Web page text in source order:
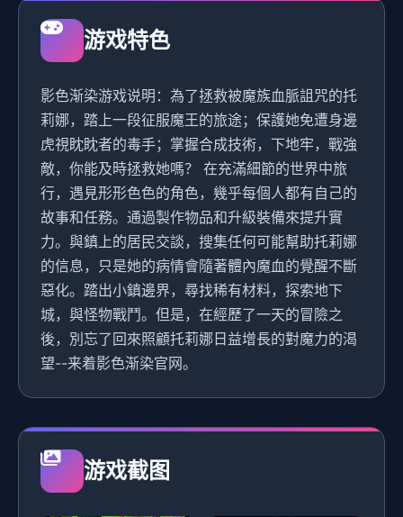
游戏特色
影色渐染游戏说明：為了拯救被魔族血脈詛咒的托
莉娜，踏上一段征服魔王的旅途；保護她免遭身邊
虎視眈眈者的毒手；掌握合成技術，下地牢，戰強
敵，你能及時拯救她嗎？ 在充滿細節的世界中旅
行，遇見形形色色的角色，幾乎每個人都有自己的
故事和任務。通過製作物品和升級裝備來提升實
力。與鎮上的居民交談，搜集任何可能幫助托莉娜
的信息，只是她的病情會隨著體內魔血的覺醒不斷
惡化。踏出小鎮邊界，尋找稀有材料，探索地下
城，與怪物戰鬥。但是，在經歷了一天的冒險之
後，別忘了回來照顧托莉娜日益增長的對魔力的渴
望--来着影色渐染官网。
游戏截图